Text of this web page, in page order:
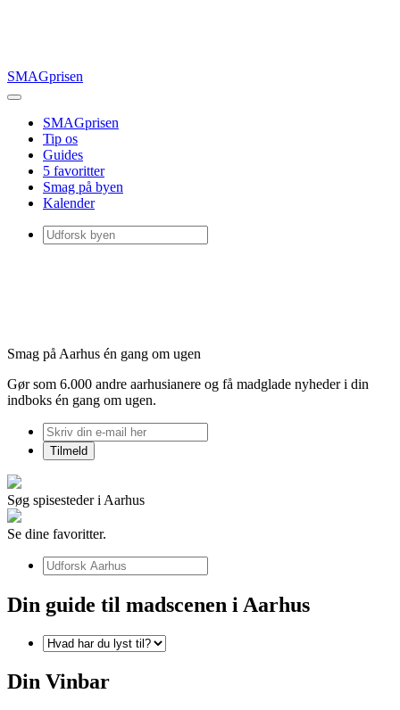
SMAGprisen
SMAGprisen
Tip os
Guides
5 favoritter
Smag på byen
Kalender
Smag på Aarhus én gang om ugen
Gør som 6.000 andre aarhusianere og få madglade nyheder i din
indboks én gang om ugen.
Søg spisesteder i Aarhus
Se dine favoritter.
Din guide til madscenen i Aarhus
Din Vinbar